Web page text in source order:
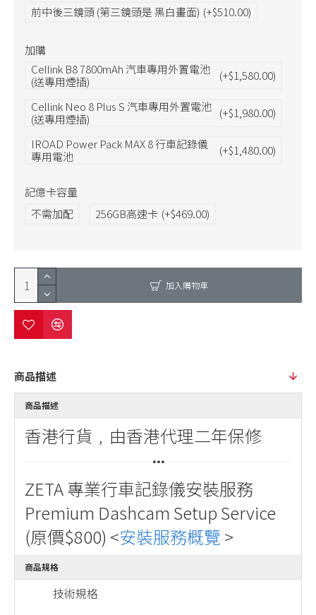
前中後三鏡頭 (第三鏡頭是 黑白畫面) (+$510.00)
加購
Cellink B8 7800mAh 汽車專用外置電池
(送專用煙插)
(+$1,580.00)
Cellink Neo 8 Plus S 汽車專用外置電池
(送專用煙插)
(+$1,980.00)
IROAD Power Pack MAX 8 行車記錄儀
專用電池
(+$1,480.00)
記億卡容量
不需加配
256GB高速卡 (+$469.00)
加入購物車
商品描述
商品描述
香港行貨﹐由香港代理二年保修
ZETA 專業行車記錄儀安裝服務
Premium Dashcam Setup Service
(原價$800) <安裝服務概覽 >
商品規格
技術規格